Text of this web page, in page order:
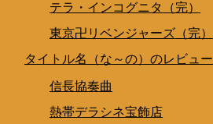
テラ・インコグニタ（完）
東京卍リベンジャーズ（完）
タイトル名（な～の）のレビュー
信長協奏曲
熱帯デラシネ宝飾店